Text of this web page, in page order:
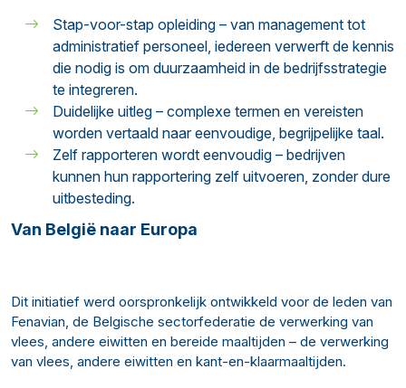
Stap-voor-stap opleiding – van management tot
administratief personeel, iedereen verwerft de kennis
die nodig is om duurzaamheid in de bedrijfsstrategie
te integreren.
Duidelijke uitleg – complexe termen en vereisten
worden vertaald naar eenvoudige, begrijpelijke taal.
Zelf rapporteren wordt eenvoudig – bedrijven
kunnen hun rapportering zelf uitvoeren, zonder dure
uitbesteding.
Van België naar Europa
Dit initiatief werd oorspronkelijk ontwikkeld voor de leden van
Fenavian, de Belgische sectorfederatie de verwerking van
vlees, andere eiwitten en bereide maaltijden – de verwerking
van vlees, andere eiwitten en kant-en-klaarmaaltijden.